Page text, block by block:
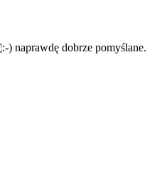
naprawdę dobrze pomyślane.